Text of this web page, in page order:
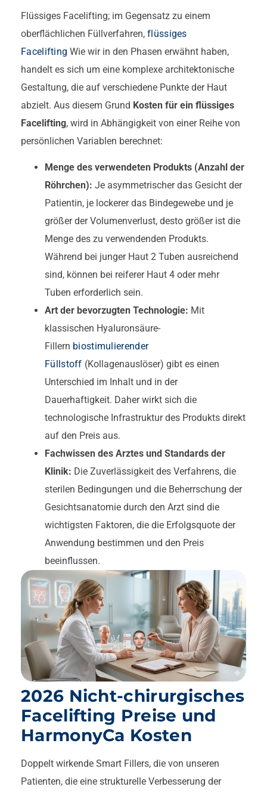
Flüssiges Facelifting; im Gegensatz zu einem
oberflächlichen Füllverfahren, flüssiges
Facelifting Wie wir in den Phasen erwähnt haben,
handelt es sich um eine komplexe architektonische
Gestaltung, die auf verschiedene Punkte der Haut
abzielt. Aus diesem Grund Kosten für ein flüssiges
Facelifting, wird in Abhängigkeit von einer Reihe von
persönlichen Variablen berechnet:
Menge des verwendeten Produkts (Anzahl der
Röhrchen): Je asymmetrischer das Gesicht der
Patientin, je lockerer das Bindegewebe und je
größer der Volumenverlust, desto größer ist die
Menge des zu verwendenden Produkts.
Während bei junger Haut 2 Tuben ausreichend
sind, können bei reiferer Haut 4 oder mehr
Tuben erforderlich sein.
Art der bevorzugten Technologie: Mit
klassischen Hyaluronsäure-
Fillern biostimulierender
Füllstoff (Kollagenauslöser) gibt es einen
Unterschied im Inhalt und in der
Dauerhaftigkeit. Daher wirkt sich die
technologische Infrastruktur des Produkts direkt
auf den Preis aus.
Fachwissen des Arztes und Standards der
Klinik: Die Zuverlässigkeit des Verfahrens, die
sterilen Bedingungen und die Beherrschung der
Gesichtsanatomie durch den Arzt sind die
wichtigsten Faktoren, die die Erfolgsquote der
Anwendung bestimmen und den Preis
beeinflussen.
2026 Nicht-chirurgisches
Facelifting Preise und
HarmonyCa Kosten
Doppelt wirkende Smart Fillers, die von unseren
Patienten, die eine strukturelle Verbesserung der